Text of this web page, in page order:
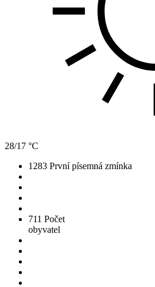
28/17 °C
1283 První písemná zmínka
711 Počet
obyvatel